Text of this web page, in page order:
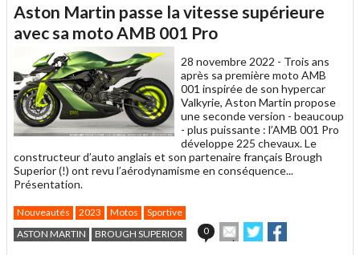
à
un
ami
Aston Martin passe la vitesse supérieure
avec sa moto AMB 001 Pro
28 novembre 2022 - Trois ans
après sa première moto AMB
001 inspirée de son hypercar
Valkyrie, Aston Martin propose
une seconde version - beaucoup
- plus puissante : l’AMB 001 Pro
développe 225 chevaux. Le
constructeur d’auto anglais et son partenaire français Brough
Superior (!) ont revu l’aérodynamisme en conséquence...
Présentation.
Nouveautés 2023 Motos
Sportive
ASTON MARTIN
BROUGH SUPERIOR 0
Envoyer
cet
Partager
sur sur